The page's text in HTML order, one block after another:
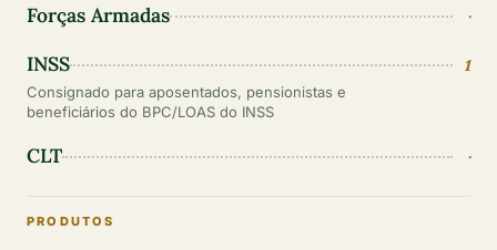
Forças Armadas ·
INSS 1
Consignado para aposentados, pensionistas e
beneficiários do BPC/LOAS do INSS
CLT ·
PRODUTOS